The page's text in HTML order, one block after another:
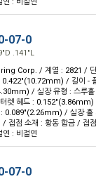
07-0
.141"L
Corp. / 계열 : 2821 / 단
0.422"(10.72mm) / 길이 -
/ 실장 유형 : 스루홀
렛 헤드 : 0.152"(3.86mm)
0.089"(2.26mm) / 실장
점 소재 : 황동 합금 / 접
: 비절연
07-0